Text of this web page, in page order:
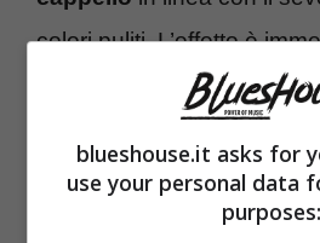
colori puliti. L’effetto è
compatta, i fotografi
gli scommettitori, per una
le quote. Se certe
private – orari, durata della
blueshouse.it asks for
use your personal data
purposes: